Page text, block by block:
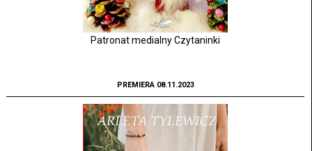
Patronat medialny Czytaninki
PREMIERA 08.11.2023